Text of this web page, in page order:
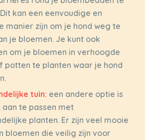
kan een eenvoudige en
manier zijn om je hond weg te
je bloemen. Je kunt ook
om je bloemen in verhoogde
potten te planten waar je hond
tuin: een andere optie is
aan te passen met
planten. Er zijn veel mooie
bloemen die veilig zijn voor